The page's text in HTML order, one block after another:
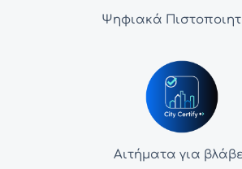
Ψηφιακά
Αιτήματα για